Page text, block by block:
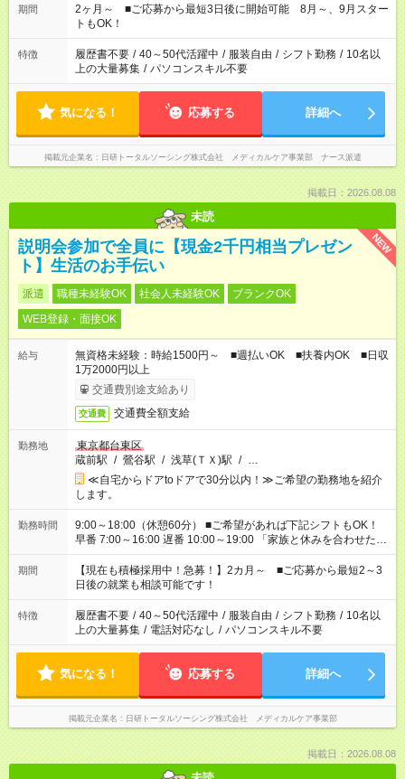
など、あなたのご希望に沿ったお仕事をご紹介します！ ※Wワ
ーク希望の方へ 今ご覧のお仕事で希望する勤務時間と、もう1つ
のお仕事の勤務時間。 合計で週40時間を超える場合は応募でき
ません
期間
2ヶ月～ ■ご応募から最短3日後に開始可能 8月～、9月スター
トもOK！
特徴 履歴書不要 / 40～50代活躍中 / 服装自由 / シフト勤務 / 10名以
上の大量募集 / パソコンスキル不要
気になる！ 応募する 詳細へ
掲載元企業名 日研トータルソーシング株式会社 メディカルケア事業部 ナース派遣
掲載日：2026.08.08
未読
NEW
説明会参加で全員に【現金2千円相当プレゼン
ト】生活のお手伝い
派遣 職種未経験OK 社会人未経験OK
ブランクOK
WEB登録・面接OK
給与
無資格未経験：時給1500円～ ■週払いOK ■扶養内OK ■日収
1万2000円以上
交通費別途支給あり
交通費 交通費全額支給
勤務地
東京都台東区
蔵前駅 / 鶯谷駅 / 浅草(ＴＸ)駅 / …
≪自宅からドアtoドアで30分以内！≫ご希望の勤務地を紹介
します。
勤務時間
9:00～18:00（休憩60分） ■ご希望があれば下記シフトもOK！
早番 7:00～16:00 遅番 10:00～19:00 「家族と休みを合わせた
い」 「余裕を持って夕飯の準備がしたい」 「できれば残業はし
たくない」 など、ご希望を教えてくださいね。 ※Wワーク希望
の方へ 今ご覧のお仕事で希望する勤務時間と、もう1つのお仕事
の勤務時間。 合計で週40時間を超える場合は応募できません。
期間
【現在も積極採用中！急募！】2カ月～ ■ご応募から最短2～3
日後の就業も相談可能です！
特徴 履歴書不要 / 40～50代活躍中 / 服装自由 / シフト勤務 / 10名以
上の大量募集 / 電話対応なし / パソコンスキル不要
気になる！ 応募する 詳細へ
掲載元企業名 日研トータルソーシング株式会社 メディカルケア事業部
掲載日：2026.08.08